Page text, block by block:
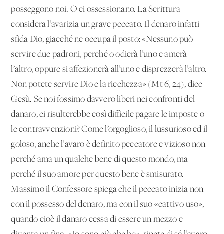
posseggono noi. O ci ossessionano. La Scrittura
considera l’avarizia un grave peccato. Il denaro infatti
sfida Dio, giacché ne occupa il posto: «Nessuno può
servire due padroni, perché o odierà l’uno e amerà
l’altro, oppure si affezionerà all’uno e disprezzerà l’altro.
Non potete servire Dio e la ricchezza» (Mt 6, 24), dice
Gesù. Se noi fossimo davvero liberi nei confronti del
danaro, ci risulterebbe così difficile pagare le imposte o
le contravvenzioni? Come l’orgoglioso, il lussurioso ed il
goloso, anche l’avaro è definito peccatore e vizioso non
perché ama un qualche bene di questo mondo, ma
perché il suo amore per questo bene è smisurato.
Massimo il Confessore spiega che il peccato inizia non
con il possesso del denaro, ma con il suo «cattivo uso»,
quando cioè il danaro cessa di essere un mezzo e